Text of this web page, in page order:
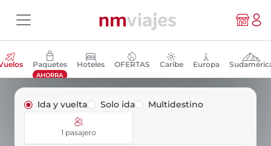
Paquetes
AHORRA
Hoteles OFERTAS Caribe Europa
Ida y vuelta Solo ida Multidestino
1 pasajero